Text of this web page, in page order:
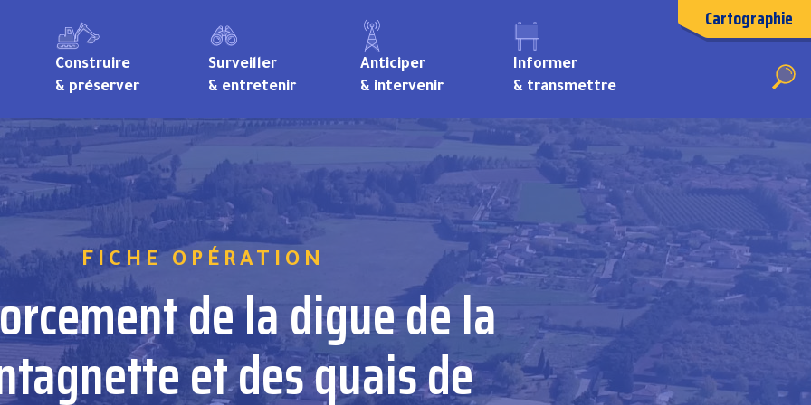
Construire
& préserver
Surveiller
& entretenir
Anticiper
& intervenir
Informer
& transmettre
Cartographie
FICHE OPÉRATION
de la digue de la
et des quais de